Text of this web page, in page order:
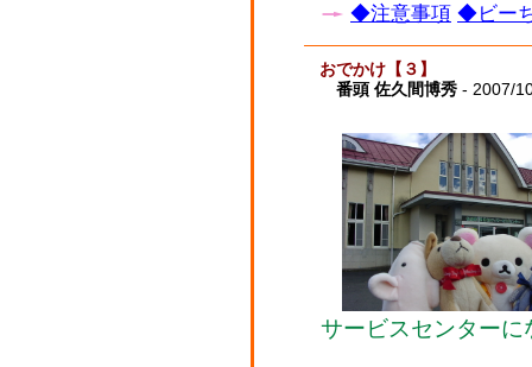
◆注意事項 ◆ビー
おでかけ【３】
番頭 佐久間博秀 - 2007/
サービスセンターに